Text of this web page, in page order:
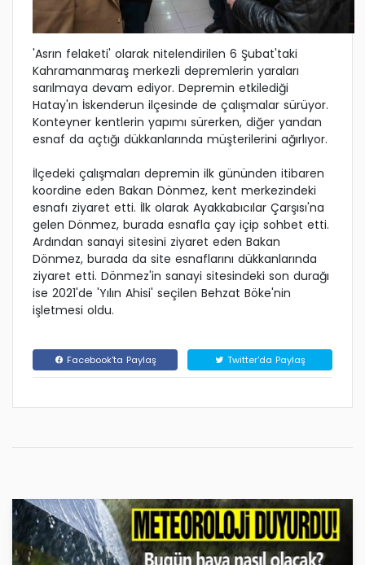
'Asrın felaketi' olarak nitelendirilen 6 Şubat'taki
Kahramanmaraş merkezli depremlerin yaraları
sarılmaya devam ediyor. Depremin etkilediği
Hatay'ın İskenderun ilçesinde de çalışmalar sürüyor.
Konteyner kentlerin yapımı sürerken, diğer yandan
esnaf da açtığı dükkanlarında müşterilerini ağırlıyor.
İlçedeki çalışmaları depremin ilk gününden itibaren
koordine eden Bakan Dönmez, kent merkezindeki
esnafı ziyaret etti. İlk olarak Ayakkabıcılar Çarşısı'na
gelen Dönmez, burada esnafla çay içip sohbet etti.
Ardından sanayi sitesini ziyaret eden Bakan
Dönmez, burada da site esnaflarını dükkanlarında
ziyaret etti. Dönmez'in sanayi sitesindeki son durağı
ise 2021'de 'Yılın Ahisi' seçilen Behzat Böke'nin
işletmesi oldu.
Facebook'ta Paylaş Twitter'da Paylaş